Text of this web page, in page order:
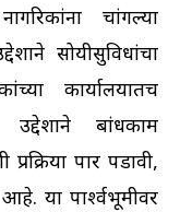
चांगल्या
सोयीसुविधांचा
कार्यालयातच
बांधकाम
पार पडावी,
या पार्श्वभूमीवर